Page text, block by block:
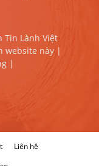
Tin Lành Việt
website này |
|
Liên hệ